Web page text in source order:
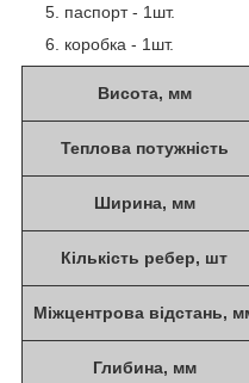
паспорт - 1шт.
коробка - 1шт.
Висота, мм
Теплова потужність
Ширина, мм
Кількість ребер, шт
Міжцентрова відстань,
Глибина, мм